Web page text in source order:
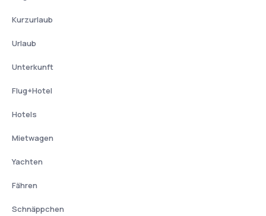
Kurzurlaub
Urlaub
Unterkunft
Flug+Hotel
Hotels
Mietwagen
Yachten
Fähren
Schnäppchen